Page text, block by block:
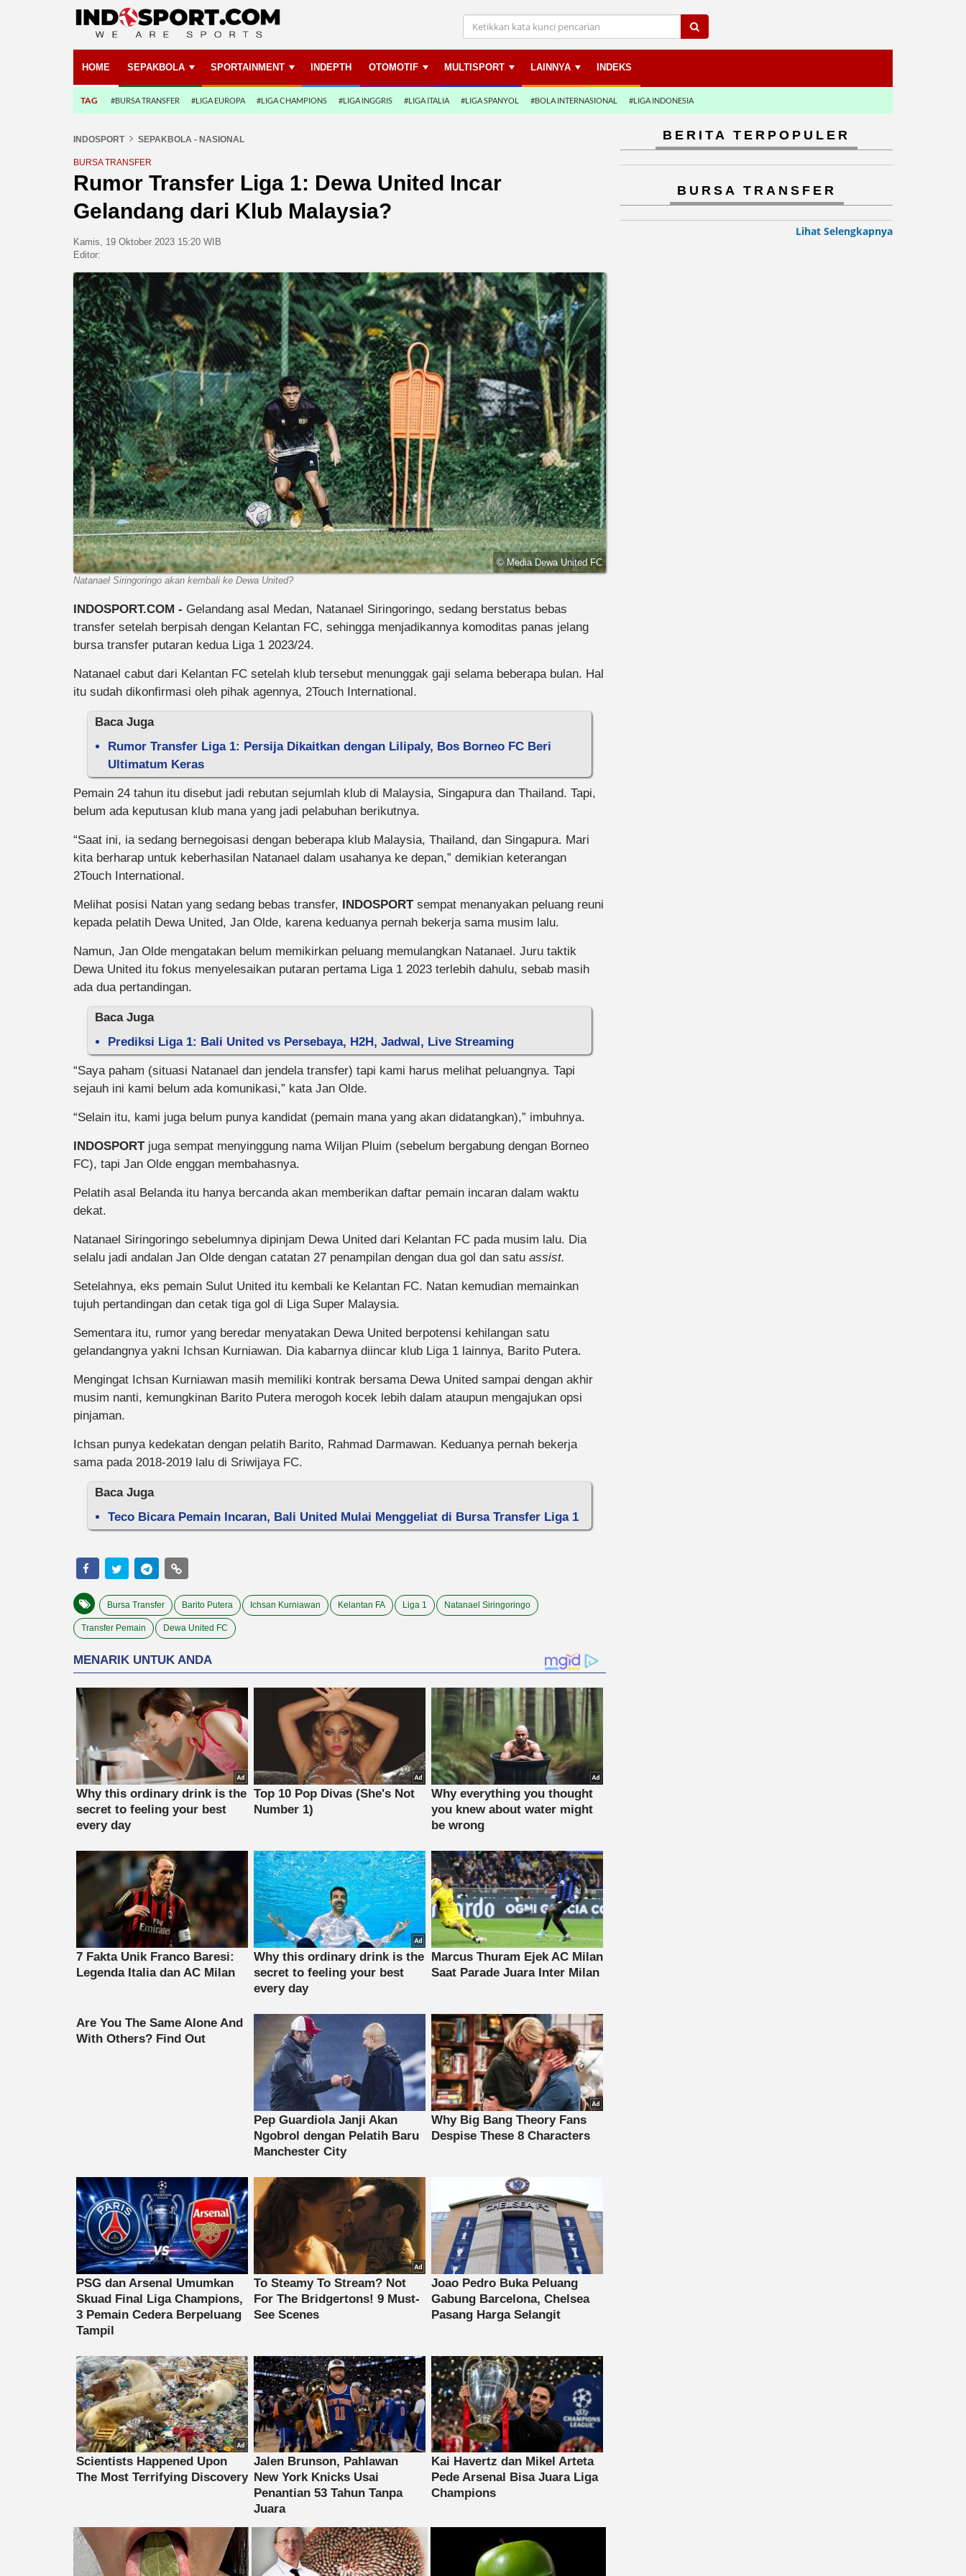
HOME SEPAKBOLA SPORTAINMENT INDEPTH OTOMOTIF MULTISPORT LAINNYA INDEKS
TAG #BURSA TRANSFER #LIGA EUROPA #LIGA CHAMPIONS #LIGA INGGRIS #LIGA ITALIA #LIGA SPANYOL #BOLA INTERNASIONAL #LIGA INDONESIA
INDOSPORT SEPAKBOLA - NASIONAL
BURSA TRANSFER
Rumor Transfer Liga 1: Dewa United Incar
Gelandang dari Klub Malaysia?
Kamis, 19 Oktober 2023 15:20 WIB
Editor:
© Media Dewa United FC
Natanael Siringoringo akan kembali ke Dewa United?
INDOSPORT.COM - Gelandang asal Medan, Natanael Siringoringo, sedang berstatus bebas
transfer setelah berpisah dengan Kelantan FC, sehingga menjadikannya komoditas panas jelang
bursa transfer putaran kedua Liga 1 2023/24.
Natanael cabut dari Kelantan FC setelah klub tersebut menunggak gaji selama beberapa bulan. Hal
itu sudah dikonfirmasi oleh pihak agennya, 2Touch International.
Baca Juga
Rumor Transfer Liga 1: Persija Dikaitkan dengan Lilipaly, Bos Borneo FC Beri
Ultimatum Keras
Pemain 24 tahun itu disebut jadi rebutan sejumlah klub di Malaysia, Singapura dan Thailand. Tapi,
belum ada keputusan klub mana yang jadi pelabuhan berikutnya.
“Saat ini, ia sedang bernegoisasi dengan beberapa klub Malaysia, Thailand, dan Singapura. Mari
kita berharap untuk keberhasilan Natanael dalam usahanya ke depan,” demikian keterangan
2Touch International.
Melihat posisi Natan yang sedang bebas transfer, INDOSPORT sempat menanyakan peluang reuni
kepada pelatih Dewa United, Jan Olde, karena keduanya pernah bekerja sama musim lalu.
Namun, Jan Olde mengatakan belum memikirkan peluang memulangkan Natanael. Juru taktik
Dewa United itu fokus menyelesaikan putaran pertama Liga 1 2023 terlebih dahulu, sebab masih
ada dua pertandingan.
Baca Juga
Prediksi Liga 1: Bali United vs Persebaya, H2H, Jadwal, Live Streaming
“Saya paham (situasi Natanael dan jendela transfer) tapi kami harus melihat peluangnya. Tapi
sejauh ini kami belum ada komunikasi,” kata Jan Olde.
“Selain itu, kami juga belum punya kandidat (pemain mana yang akan didatangkan),” imbuhnya.
INDOSPORTjuga sempat menyinggung nama Wiljan Pluim (sebelum bergabung dengan Borneo
FC), tapi Jan Olde enggan membahasnya.
Pelatih asal Belanda itu hanya bercanda akan memberikan daftar pemain incaran dalam waktu
dekat.
Natanael Siringoringo sebelumnya dipinjam Dewa United dari Kelantan FC pada musim lalu. Dia
selalu jadi andalan Jan Olde dengan catatan 27 penampilan dengan dua gol dan satu assist.
Setelahnya, eks pemain Sulut United itu kembali ke Kelantan FC. Natan kemudian memainkan
tujuh pertandingan dan cetak tiga gol di Liga Super Malaysia.
Sementara itu, rumor yang beredar menyatakan Dewa United berpotensi kehilangan satu
gelandangnya yakni Ichsan Kurniawan. Dia kabarnya diincar klub Liga 1 lainnya, Barito Putera.
Mengingat Ichsan Kurniawan masih memiliki kontrak bersama Dewa United sampai dengan akhir
musim nanti, kemungkinan Barito Putera merogoh kocek lebih dalam ataupun mengajukan opsi
pinjaman.
Ichsan punya kedekatan dengan pelatih Barito, Rahmad Darmawan. Keduanya pernah bekerja
sama pada 2018-2019 lalu di Sriwijaya FC.
Baca Juga
Teco Bicara Pemain Incaran, Bali United Mulai Menggeliat di Bursa Transfer Liga 1
Bursa Transfer Barito Putera Ichsan Kurniawan Kelantan FA Liga 1 Natanael Siringoringo
Transfer Pemain Dewa United FC
BERITA TERPOPULER
BURSA TRANSFER
Lihat Selengkapnya